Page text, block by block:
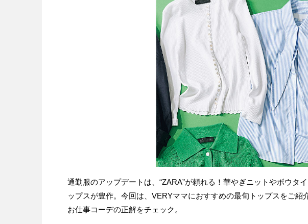
通勤服のアップデートは、“ZARA”が頼れる！華やぎニットやボウタ
ップスが豊作。今回は、VERYママにおすすめの最旬トップスをご紹
お仕事コーデの正解をチェック。